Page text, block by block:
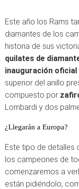
Este año los Rams
diamantes de los
historia de sus
quilates de
inauguración oficial
superior del anillo
compuesto por
Lombardi y dos
¿Llegarán a Europa?
Este tipo de detalles
los campeones de
comenzaremos a
están pidiéndolo,